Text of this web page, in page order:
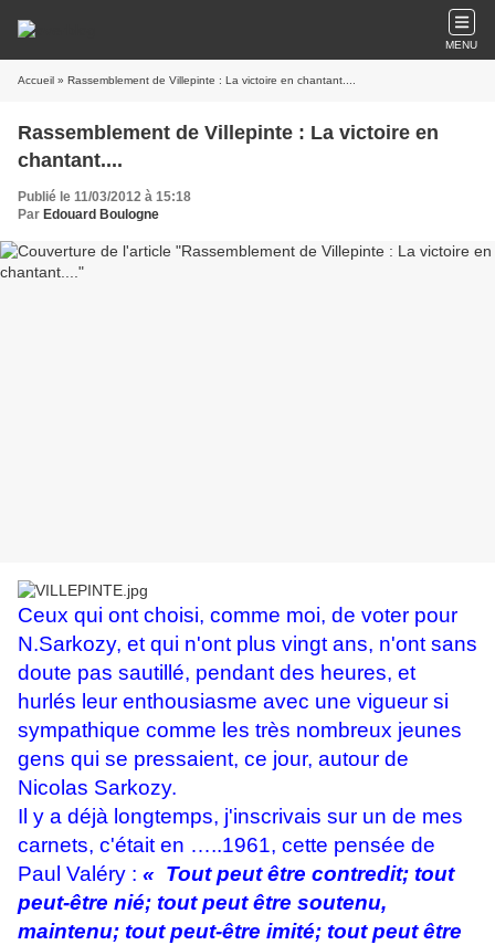
MENU
Accueil » Rassemblement de Villepinte : La victoire en chantant....
Rassemblement de Villepinte : La victoire en
chantant....
Publié le 11/03/2012 à 15:18
Par Edouard Boulogne
Ceux qui ont choisi, comme moi, de voter pour
N.Sarkozy, et qui n'ont plus vingt ans, n'ont sans
doute pas sautillé, pendant des heures, et
hurlés leur enthousiasme avec une vigueur si
sympathique comme les très nombreux jeunes
gens qui se pressaient, ce jour, autour de
Nicolas Sarkozy.
Il y a déjà longtemps, j'inscrivais sur un de mes
carnets, c'était en …..1961, cette pensée de
Paul Valéry : « Tout peut être contredit; tout
peut-être nié; tout peut être soutenu,
maintenu; tout peut-être imité; tout peut être